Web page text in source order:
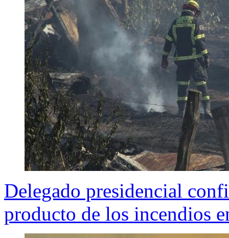
Delegado presidencial
producto de los incendios